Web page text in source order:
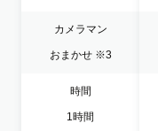
カメラマン
おまかせ ※3
時間
1時間